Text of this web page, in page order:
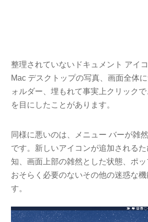
整理されていないドキュメント アイ
Mac デスクトップの写真、画面全体
ォルダー、埋もれて事実上クリック
を目にしたことがあります。
同様に悪いのは、メニュー バーが雑
です。新しいアイコンが追加される
知、画面上部の雑然とした状態、ポ
おそらく必要のないその他の迷惑な機
す。